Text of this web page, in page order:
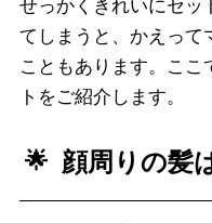
せっかくきれいにセッ
てしまうと、かえって
こともあります。ここ
トをご紹介します。
顔周りの髪